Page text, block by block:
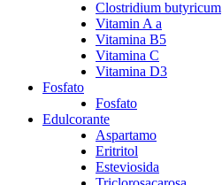
Clostridium butyricum
Vitamin A a
Vitamina B5
Vitamina C
Vitamina D3
Fosfato
Fosfato
Edulcorante
Aspartamo
Eritritol
Esteviosida